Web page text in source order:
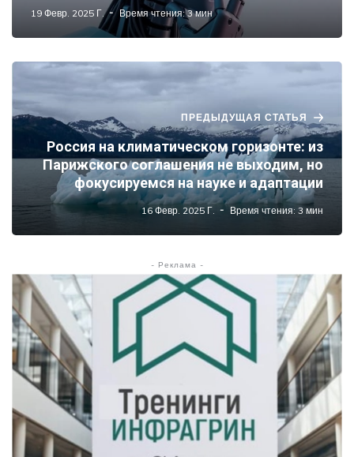
19 Февр. 2025 Г. Время чтения: 3 мин
ПРЕДЫДУЩАЯ СТАТЬЯ
Россия на климатическом горизонте: из
Парижского соглашения не выходим, но
фокусируемся на науке и адаптации
16 Февр. 2025 Г. Время чтения: 3 мин
- Реклама -